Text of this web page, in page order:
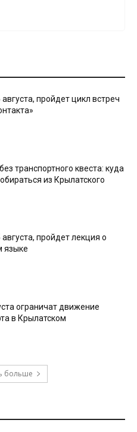
августа, пройдет цикл встреч
транспортного квеста: куда
из Крылатского
августа, пройдет лекция о
языке
ограничат движение
в Крылатском
больше